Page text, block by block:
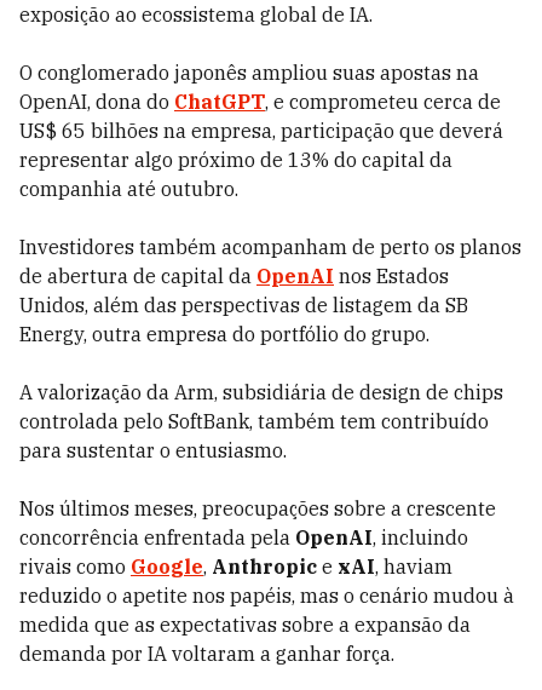
exposição ao ecossistema global de IA.
O conglomerado japonês ampliou suas apostas na
OpenAI, dona do ChatGPT, e comprometeu cerca de
US$ 65 bilhões na empresa, participação que deverá
representar algo próximo de 13% do capital da
companhia até outubro.
Investidores também acompanham de perto os planos
de abertura de capital da OpenAI nos Estados
Unidos, além das perspectivas de listagem da SB
Energy, outra empresa do portfólio do grupo.
A valorização da Arm, subsidiária de design de chips
controlada pelo SoftBank, também tem contribuído
para sustentar o entusiasmo.
Nos últimos meses, preocupações sobre a crescente
concorrência enfrentada pela OpenAI, incluindo
rivais como Google, Anthropic e xAI, haviam
reduzido o apetite nos papéis, mas o cenário mudou à
medida que as expectativas sobre a expansão da
demanda por IA voltaram a ganhar força.